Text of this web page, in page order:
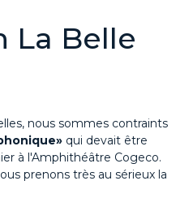
La Belle
nous sommes contraints
qui devait être
à l'Amphithéâtre Cogeco.
prenons très au sérieux la